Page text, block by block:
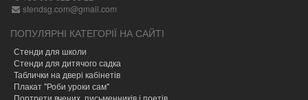
stendsg.com@gmail.com
ПОПУЛЯРНІ КАТЕГОРІЇ НА САЙТІ
Стенди для школи
Стенди для дитячого садка
Таблички на двері кабінетів
Плакат "Роби уроки сам"